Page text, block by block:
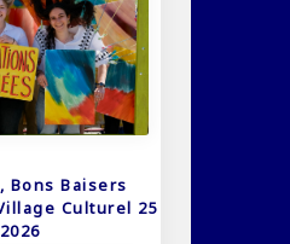
Bons Baisers
Culturel 25